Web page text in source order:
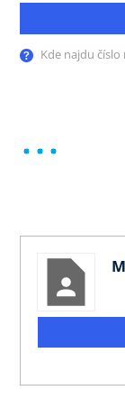
Kde najdu číslo